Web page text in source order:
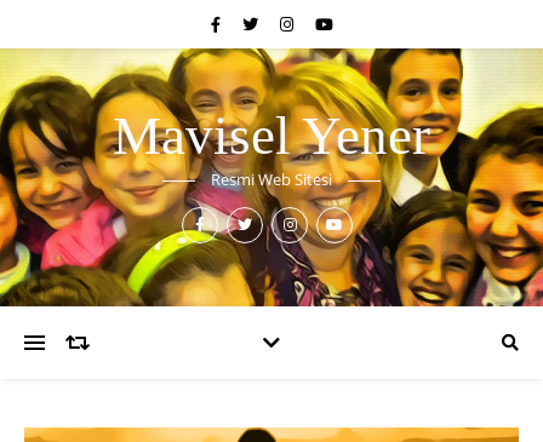
Mavisel Yener
Resmi Web Sitesi